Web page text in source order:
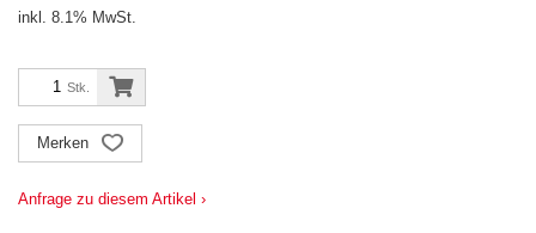
inkl. 8.1% MwSt.
Stk.
Merken
Anfrage zu diesem Artikel ›